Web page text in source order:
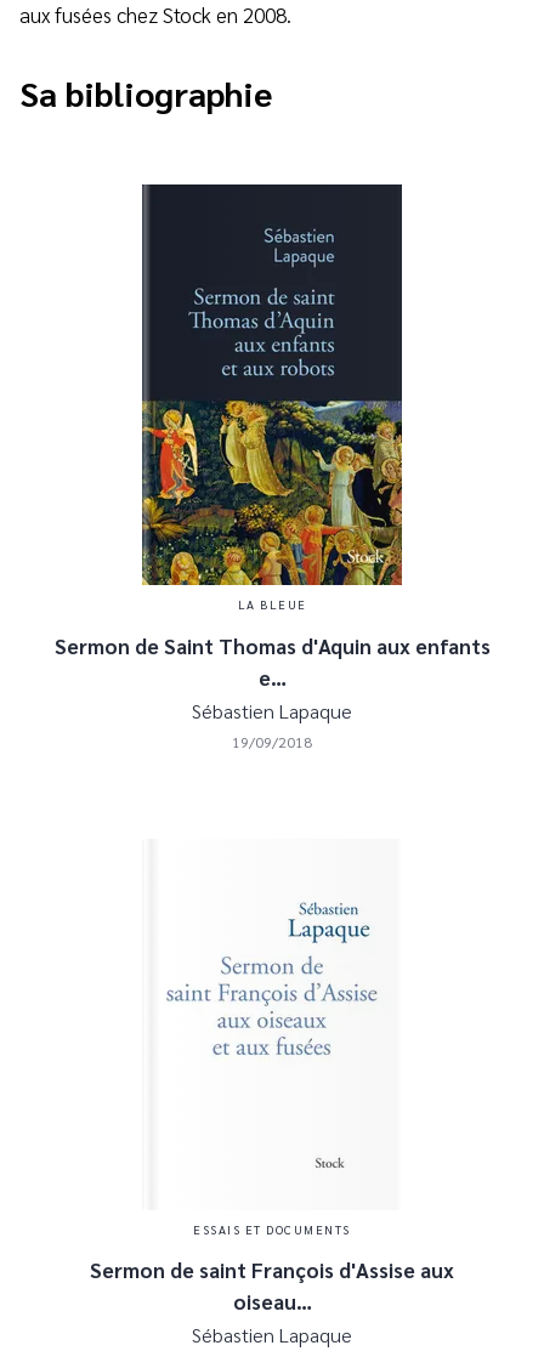
aux fusées chez Stock en 2008.
Sa bibliographie
LA BLEUE
Sermon de Saint Thomas d'Aquin aux enfants
e…
Sébastien Lapaque
19/09/2018
ESSAIS ET DOCUMENTS
Sermon de saint François d'Assise aux
oiseau…
Sébastien Lapaque